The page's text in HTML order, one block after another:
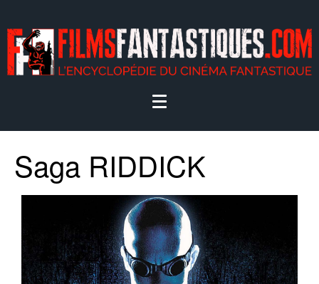
Saga RIDDICK